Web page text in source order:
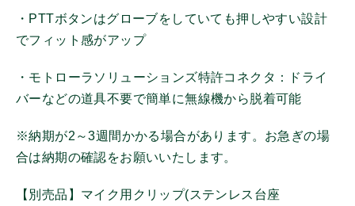
・PTTボタンはグローブをしていても押しやすい設計
でフィット感がアップ
・モトローラソリューションズ特許コネクタ：ドライ
バーなどの道具不要で簡単に無線機から脱着可能
※納期が2～3週間かかる場合があります。お急ぎの場
合は納期の確認をお願いいたします。
【別売品】マイク用クリップ(ステンレス台座
ログイン
マイク
ヘッドセット
バッテリ
電源
充電器
充電アダプター/ケーブル
ストラップ